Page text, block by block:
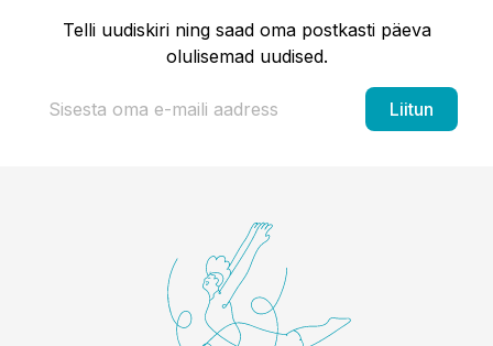
Telli uudiskiri ning saad oma postkasti päeva
olulisemad uudised.
Liitun